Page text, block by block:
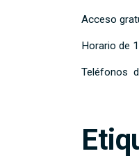
Acceso
Horario de
Teléfonos